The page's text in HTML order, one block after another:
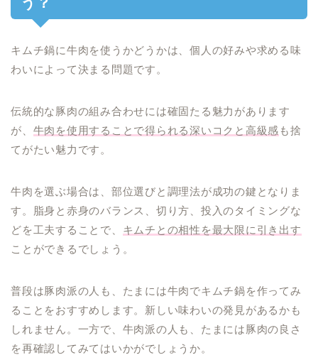
キムチ鍋に牛肉を使うかどうかは、個人の好みや求める味
わいによって決まる問題です。
伝統的な豚肉の組み合わせには確固たる魅力があります
が、 牛肉を使用することで得られる深いコクと高級感 も捨
てがたい魅力です。
牛肉を選ぶ場合は、部位選びと調理法が成功の鍵となりま
す。脂身と赤身のバランス、切り方、投入のタイミングな
どを工夫することで、 キムチとの相性を最大限に引き出す
ことができるでしょう。
普段は豚肉派の人も、たまには牛肉でキムチ鍋を作ってみ
ることをおすすめします。新しい味わいの発見があるかも
しれません。一方で、牛肉派の人も、たまには豚肉の良さ
を再確認してみてはいかがでしょうか。